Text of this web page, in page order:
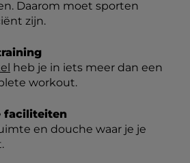
Daarom moet sporten
zijn.
heb je in iets meer dan een
workout.
faciliteiten
en douche waar je je